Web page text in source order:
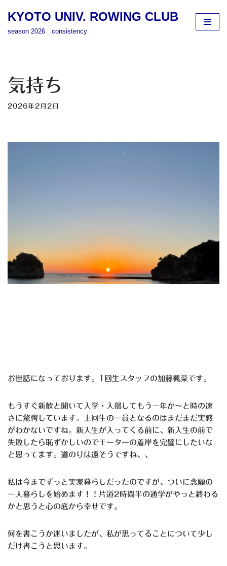
ツ
へ
KYOTO UNIV. ROWING CLUB
season 2026 consistency
気持ち
2026年2月2日
お世話になっております。1回生スタッフの加藤楓菜です。
もうすぐ新歓と聞いて入学・入部してもう一年か〜と時の速
さに驚愕しています。上回生の一員となるのはまだまだ実感
がわかないですね。新入生が入ってくる前に、新入生の前で
失敗したら恥ずかしいのでモーターの着岸を完璧にしたいな
と思ってます。道のりは遠そうですね、、
私は今までずっと実家暮らしだったのですが、ついに念願の
一人暮らしを始めます！！片道2時間半の通学がやっと終わる
かと思うと心の底から幸せです。
何を書こうか迷いましたが、私が思ってることについて少し
だけ書こうと思います。